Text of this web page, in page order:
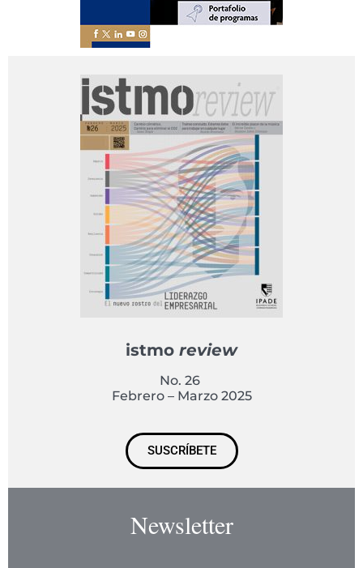
istmo review
No. 26
Febrero – Marzo 2025
SUSCRÍBETE
Newsletter